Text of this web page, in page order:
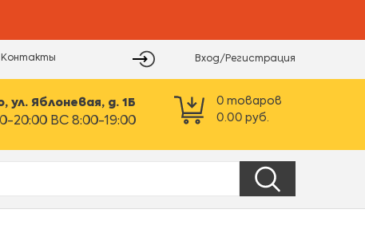
Контакты Вход/Регистрация
ул. Яблоневая, д. 1Б
20:00 ВС 8:00-19:00
0 товаров
0.00 руб.